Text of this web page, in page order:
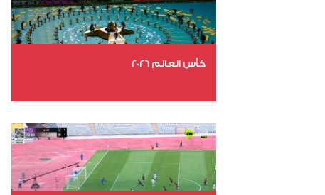
كأس العالم 2026
عدد المشاهدات 11567